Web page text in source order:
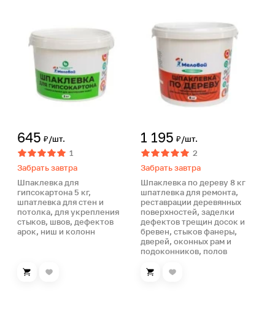
645 ₽/шт.
1
Забрать завтра
Шпаклевка для
гипсокартона 5 кг,
шпатлевка для стен и
потолка, для укрепления
стыков, швов, дефектов
арок, ниш и колонн
1 195 ₽/шт.
2
Забрать завтра
Шпаклевка по дереву 8 кг
шпатлевка для ремонта,
реставрации деревянных
поверхностей, заделки
дефектов трещин досок и
бревен, стыков фанеры,
дверей, оконных рам и
подоконников, полов